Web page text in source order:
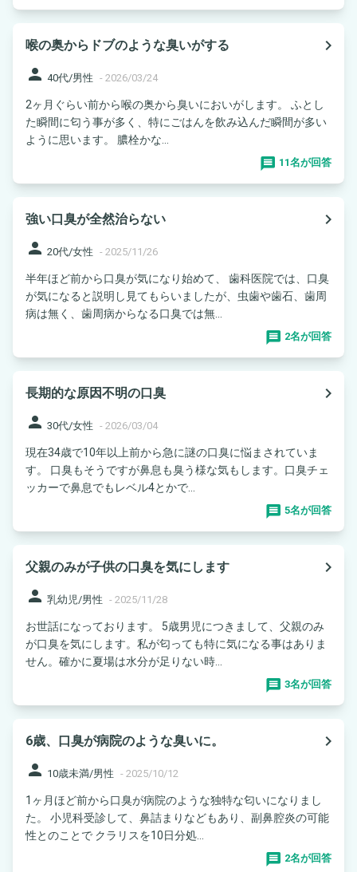
喉の奥からドブのような臭いがする
navigate_next
person 40代/男性 - 2026/03/24
2ヶ月ぐらい前から喉の奥から臭いにおいがします。 ふとし
た瞬間に匂う事が多く、特にごはんを飲み込んだ瞬間が多い
ように思います。 膿栓かな...
11名が回答
強い口臭が全然治らない
navigate_next
person 20代/女性 - 2025/11/26
半年ほど前から口臭が気になり始めて、 歯科医院では、口臭
が気になると説明し見てもらいましたが、虫歯や歯石、歯周
病は無く、歯周病からなる口臭では無...
2名が回答
長期的な原因不明の口臭
navigate_next
person 30代/女性 - 2026/03/04
現在34歳で10年以上前から急に謎の口臭に悩まされていま
す。 口臭もそうですが鼻息も臭う様な気もします。口臭チェ
ッカーで鼻息でもレベル4とかで...
5名が回答
父親のみが子供の口臭を気にします
navigate_next
person 乳幼児/男性 - 2025/11/28
お世話になっております。 5歳男児につきまして、父親のみ
が口臭を気にします。私が匂っても特に気になる事はありま
せん。確かに夏場は水分が足りない時...
3名が回答
6歳、口臭が病院のような臭いに。
navigate_next
person 10歳未満/男性 - 2025/10/12
1ヶ月ほど前から口臭が病院のような独特な匂いになりまし
た。 小児科受診して、鼻詰まりなどもあり、副鼻腔炎の可能
性とのことで クラリスを10日分処...
2名が回答